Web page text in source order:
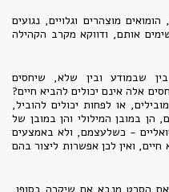
, הומואים מוצהרים וגלויים, נגועים
אותם, ודווקא מקרב הקהילה
שבמודע ובין שלא, שיחסים
אלה אינם יכולים להביא חיים?
או לפחות יכולים להוביל,
הן במובן המילולי והן במובן של
- כשלעצמם, ולא באמצעים
חיים, ואין לכן אפשרות ליצור בהם